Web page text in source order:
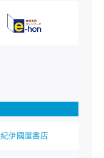
紀伊國屋書店